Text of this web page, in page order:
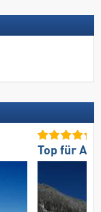
Top für